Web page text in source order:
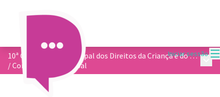
Iniciar sessão
10ª Conferência Municipal dos Direitos da Criança e do Adolescentes
/Conferência Municipal